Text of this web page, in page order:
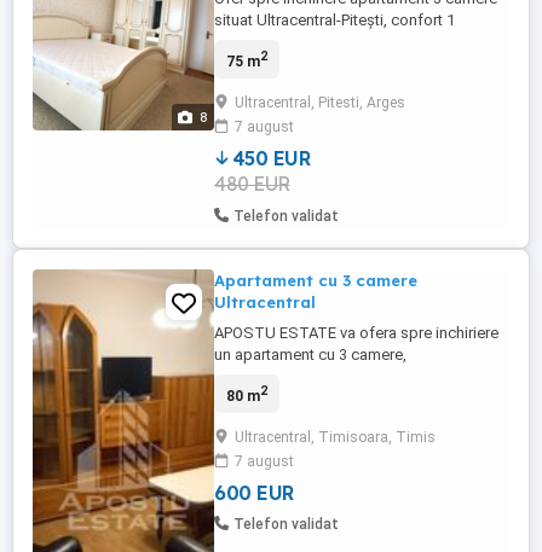
8
situat Ultracentral-Pitești, confort 1
lift nou, centrala proprie, mobilat si utilat
animale de companie. Preț chirie 450
euro+( 1 lună garanție). Comision agenție
50% din valoarea primei ...
75 m2
Ultracentral, Pitesti, Arges
7 august
450 EUR
480 EUR
Telefon validat
Apartament cu 3 camere
Ultracentral
APOSTU ESTATE va ofera spre inchiriere
un apartament cu 3 camere,
Victoriei. Vecinatati: - Prospero -
Imobilul se intinde pe o suprafata utila de
80mp si este compartimentat astfel: -
bucatarie - living - 2 dormitoare - ...
80 m2
Ultracentral, Timisoara, Timis
7 august
600 EUR
Telefon validat